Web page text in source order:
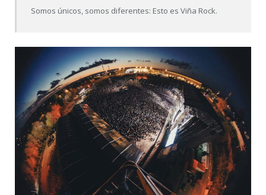
Somos únicos, somos diferentes: Esto es Viña Rock.